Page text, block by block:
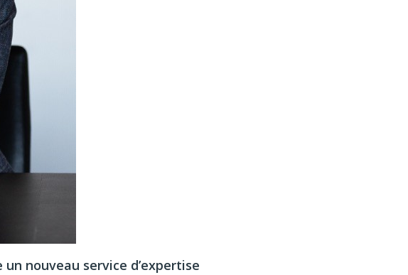
nouveau service d’expertise